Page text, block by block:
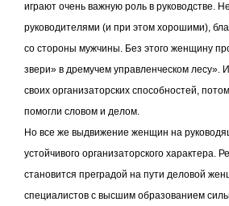
играют очень важную роль в руководстве.
руководителями (и при этом хорошими),
со стороны мужчины. Без этого женщину
звери» в дремучем управленческом лесу».
своих организаторских способностей,
помогли словом и делом.
Но все же выдвижение женщин на
устойчивого организаторского характера.
становится преградой на пути деловой
специалистов с высшим образованием